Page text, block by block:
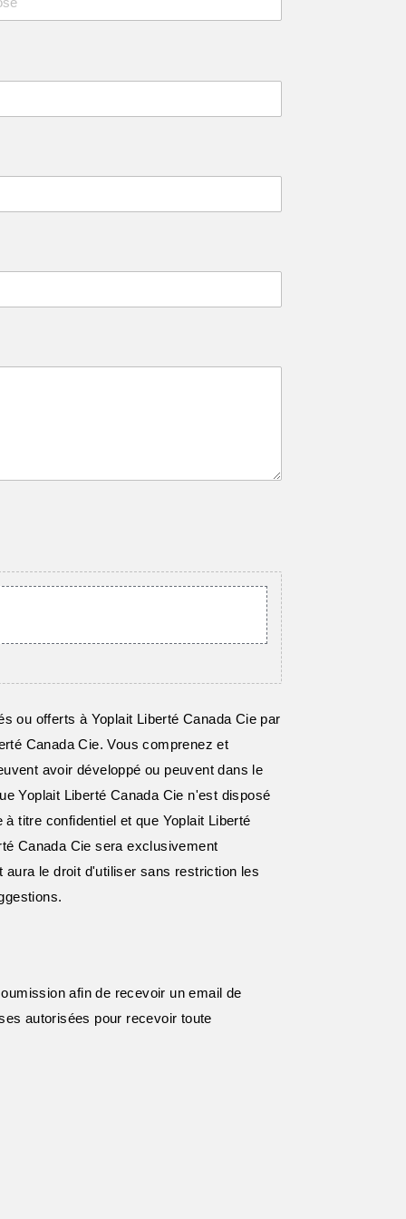
ou offerts à Yoplait Liberté Canada Cie par
Canada Cie. Vous comprenez et
avoir développé ou peuvent dans le
Yoplait Liberté Canada Cie n'est disposé
titre confidentiel et que Yoplait Liberté
Canada Cie sera exclusivement
le droit d'utiliser sans restriction les
afin de recevoir un email de
autorisées pour recevoir toute